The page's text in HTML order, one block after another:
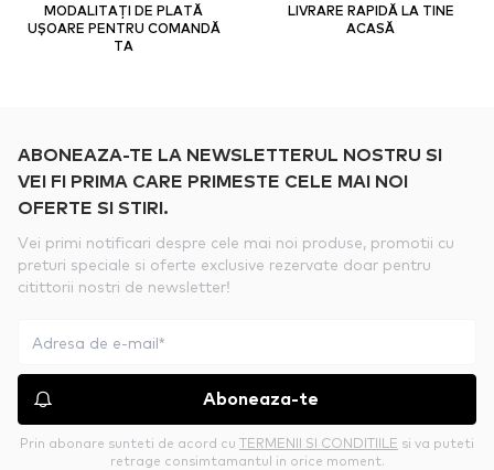
MODALITAȚI DE PLATĂ
UȘOARE PENTRU COMANDĂ
TA
LIVRARE RAPIDĂ LA TINE
ACASĂ
ABONEAZA-TE LA NEWSLETTERUL NOSTRU SI
VEI FI PRIMA CARE PRIMESTE CELE MAI NOI
OFERTE SI STIRI.
Vei primi notificari despre cele mai noi produse, promotii cu
preturi speciale si oferte exclusive rezervate doar pentru
citittorii nostri de newsletter!
Aboneaza-te
Prin abonare sunteti de acord cu TERMENII SI CONDITIILE si va puteti
retrage consimtamantul in orice moment.